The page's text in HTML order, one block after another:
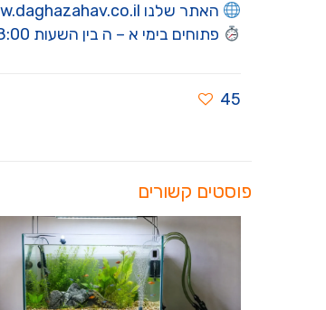
האתר שלנו www.daghazahav.co.il
פתוחים בימי א – ה בין השעות 8:00 ל 18:00, ימי שישי וערבי חג עד 15:00. בשבתות ומועדי ישראל סגור
45
פוסטים קשורים